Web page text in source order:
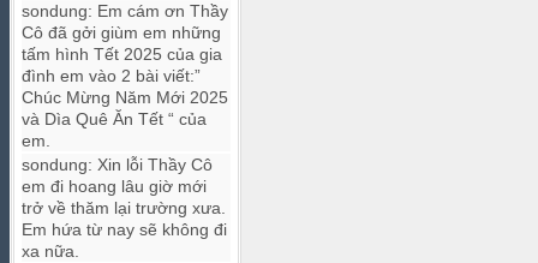
sondung: Em cám ơn Thầy
Cô đã gởi giùm em những
tấm hình Tết 2025 của gia
đình em vào 2 bài viết:”
Chúc Mừng Năm Mới 2025
và Dìa Quê Ăn Tết “ của
em.
sondung: Xin lỗi Thầy Cô
em đi hoang lâu giờ mới
trở về thăm lại trường xưa.
Em hứa từ nay sẽ không đi
xa nữa.